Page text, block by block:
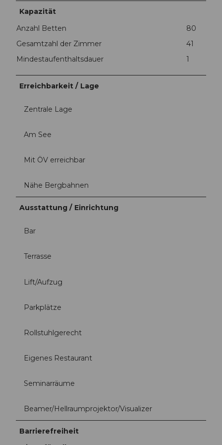
Kapazität
Anzahl Betten
80
Gesamtzahl der Zimmer
41
Mindestaufenthaltsdauer
1
Erreichbarkeit / Lage
Zentrale Lage
Am See
Mit ÖV erreichbar
Nähe Bergbahnen
Ausstattung / Einrichtung
Bar
Terrasse
Lift/Aufzug
Parkplätze
Rollstuhlgerecht
Eigenes Restaurant
Seminarräume
Beamer/Hellraumprojektor/Visualizer
Barrierefreiheit